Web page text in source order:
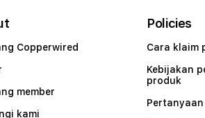
Copperwired
member
kami
Policies
Cara klaim
Kebijakan
produk
Pertanyaan